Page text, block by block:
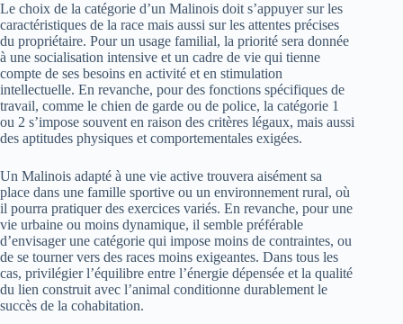
Le choix de la catégorie d’un Malinois doit s’appuyer sur les
caractéristiques de la race mais aussi sur les attentes précises
du propriétaire. Pour un usage familial, la priorité sera donnée
à une socialisation intensive et un cadre de vie qui tienne
compte de ses besoins en activité et en stimulation
intellectuelle. En revanche, pour des fonctions spécifiques de
travail, comme le chien de garde ou de police, la catégorie 1
ou 2 s’impose souvent en raison des critères légaux, mais aussi
des aptitudes physiques et comportementales exigées.
Un Malinois adapté à une vie active trouvera aisément sa
place dans une famille sportive ou un environnement rural, où
il pourra pratiquer des exercices variés. En revanche, pour une
vie urbaine ou moins dynamique, il semble préférable
d’envisager une catégorie qui impose moins de contraintes, ou
de se tourner vers des races moins exigeantes. Dans tous les
cas, privilégier l’équilibre entre l’énergie dépensée et la qualité
du lien construit avec l’animal conditionne durablement le
succès de la cohabitation.